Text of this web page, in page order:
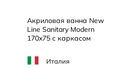
Акриловая ванна New
Line Sanitary Modern
170x75 с каркасом
Италия